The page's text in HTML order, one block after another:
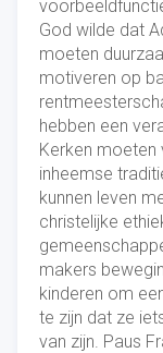
God wilde dat
moeten
motiveren op
hebben een
Kerken
inheemse
kunnen leven
christelijke
makers
kinderen om
te zijn dat ze
van zijn. Paus